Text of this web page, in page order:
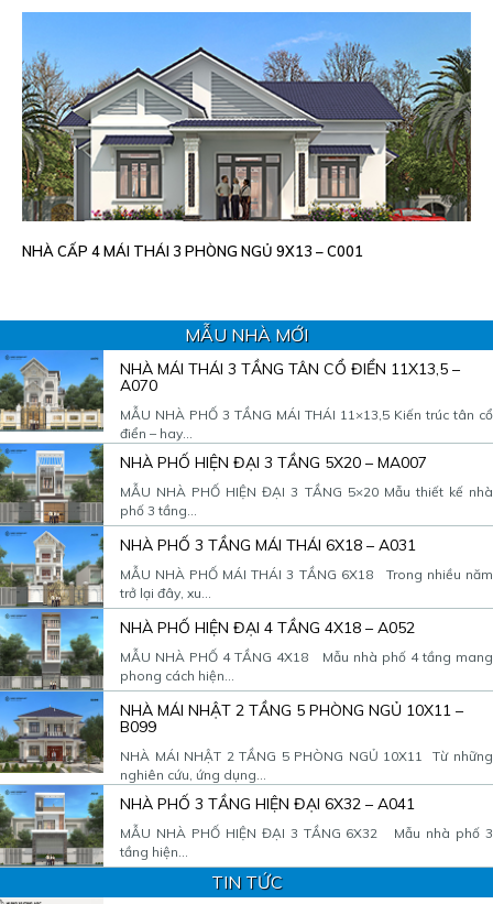
NHÀ CẤP 4 MÁI THÁI 3 PHÒNG NGỦ 9X13 – C001
MẪU NHÀ MỚI
NHÀ MÁI THÁI 3 TẦNG TÂN CỔ ĐIỂN 11X13,5 –
A070
MẪU NHÀ PHỐ 3 TẦNG MÁI THÁI 11×13,5 Kiến trúc tân cổ
điển – hay...
NHÀ PHỐ HIỆN ĐẠI 3 TẦNG 5X20 – MA007
MẪU NHÀ PHỐ HIỆN ĐẠI 3 TẦNG 5×20 Mẫu thiết kế nhà
phố 3 tầng...
NHÀ PHỐ 3 TẦNG MÁI THÁI 6X18 – A031
MẪU NHÀ PHỐ MÁI THÁI 3 TẦNG 6X18 Trong nhiều năm
trở lại đây, xu...
NHÀ PHỐ HIỆN ĐẠI 4 TẦNG 4X18 – A052
MẪU NHÀ PHỐ 4 TẦNG 4X18 Mẫu nhà phố 4 tầng mang
phong cách hiện...
NHÀ MÁI NHẬT 2 TẦNG 5 PHÒNG NGỦ 10X11 –
B099
NHÀ MÁI NHẬT 2 TẦNG 5 PHÒNG NGỦ 10X11 Từ những
nghiên cứu, ứng dụng...
NHÀ PHỐ 3 TẦNG HIỆN ĐẠI 6X32 – A041
MẪU NHÀ PHỐ HIỆN ĐẠI 3 TẦNG 6X32 Mẫu nhà phố 3
tầng hiện...
TIN TỨC